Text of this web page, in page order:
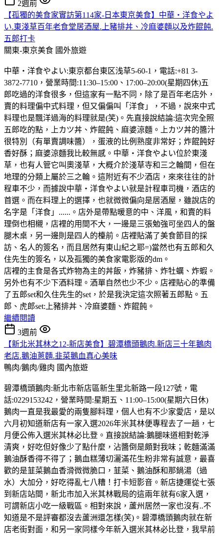
2週前
【孤獨的美食家實訪第114家-日本東京美食】中華・洋食やよ
い.東淺草百年老食堂居酒屋.上豬排丼、冷麻婆麵以及炸餛飩.
五郎打卡
關東-東京美食 國外旅遊
中華・洋食やよい:東京都台東区浅草5-60-1，電話:+81 3-
3872-7710，營業時間:11:30–15:00、17:00–20:00(星期四休)五
郎吃過的洋食很多，但這家有一點不同，除了是百年老店外，
賣的料理偏中式料理，但又偏偏叫「洋食」，不過，說來中式
料理也是飄洋過海的料理就是(笑)。先直接說結論:這次完全照
五郎吃的點，上カツ丼、炸餛飩、麻婆涼麵。上カツ丼的醬汁
很特別（有單賣調味醬），蛋液的比例熟度非常好；炸餛飩好
香好酥；麻婆涼麵我比較無感。中華・洋食やよい位於東淺
草，也有人管它叫奧淺草，大概介於淺草寺和三之輪間，但在
地理的分類上屬於三之輪。這附近有不少酒店，來來往往的計
程車不少，而據說中華・洋食やよい就是計程車司機，酒店的
首選。而在料理上的選擇，也就微微偏向是居酒屋，雖說店的
名字是「洋食」......。店外是帶點暖意的中、洋風，和賣的料
理倒也相櫬，店裡的用間不大，一邊是三張勉強可坐四人的盤
腿木桌，另一邊則是四人的檯前。店裡貼滿了美食節目的採
訪、名人的簽名，而且居然有東山紀之耶=)當然也有五郎和久
住先生的簽名，以及孤獨的美食家電影版的dm。
店裡的主食是各式炸物為主的丼飯，炸豬排、炸牡蠣、炸蝦。
另外也有不少下酒料理。酒單自然也少不少。店裡貼心的準備
了五郎set和久住先生的set，於是我決定這次照著五郎點。五
郎、虎郎set:上豬排丼、冷麻婆麵、炸餛飩。
繼續閱讀
3週前
【新北米其林之12-新店美食】碧潭橋頭鵝肉.新店三十年鵝肉
老店.鵝油蔥麵.韭菜鵝血真心美味
鴨肉/鵝肉/雞肉 國內旅遊
碧潭橋頭鵝肉:新北市新店區新生里北新路一段127號，電
話:0229153242，營業時間:星期五、11:00–15:00(星期六日休)
鵝肉一直是我最愛的兩隻腳料理，個人也有不少家愛店，是以
六月初知道新店有一家入選2026年米其林便專程去了一趟，七
月便公佈入選米其林必比登。直接說結論:鵝腿味道相對乾淨
清爽，好吃但好像少了點什麼，沾醬倒是頗對我味；乾麵滿滿
鵝油酥香得不得了；鵝血糕薄切灑滿花生粉非常有誠意，最喜
歡的是韮菜鵝血香滑微微脆口，韮菜、鵝油酥和那鍋湯（過
水）大加分，好吃得亂七八糟！打卡短影音。新店捷運從七張
到新店站間，新北市加入米其林戰局的這兩年就有6家入選，
可謂新店小吃一級戰區。相對來說，蘆州居然一家也沒有..不
知道是不是評審都沒去蘆洲還怎樣(笑)。碧潭橋頭鵝肉就在新
店老街對面，和另一家同樣今年新入選米其林必比登，我早前